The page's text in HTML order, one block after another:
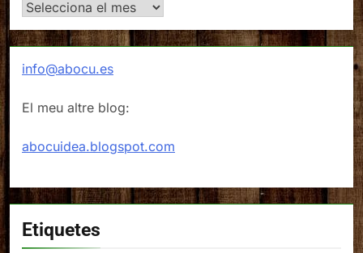
Arxius
info@abocu.es
El meu altre blog:
abocuidea.blogspot.com
Etiquetes